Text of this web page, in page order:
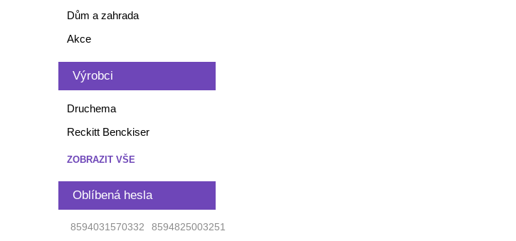
Dům a zahrada
Akce
Výrobci
Druchema
Reckitt Benckiser
ZOBRAZIT VŠE
Oblíbená hesla
8594031570332
8594825003251